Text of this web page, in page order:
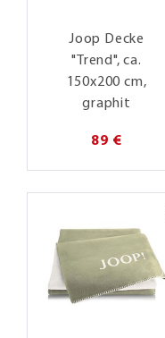
Joop Decke
"Trend", ca.
150x200 cm,
graphit
89 €